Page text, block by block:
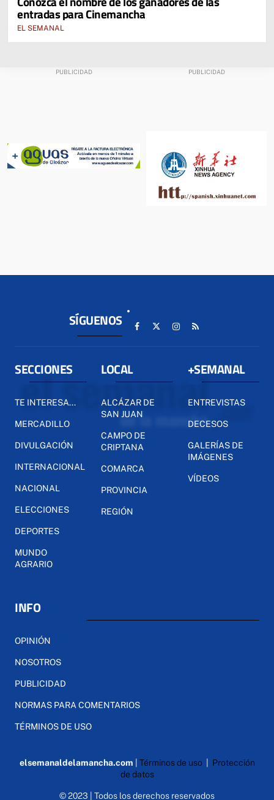
entradas para Cinemancha
EL SEMANAL
SÍGUENOS
SECCIONES
TE INTERESA...
MERCADILLO
DIVULGACIÓN
INTERNACIONAL
NACIONAL
ELECCIONES
DEPORTES
MUNDO
AGRARIO
LOCAL
ALCÁZAR DE
SAN JUAN
CAMPO DE
CRIPTANA
COMARCA
PROVINCIA
REGIÓN
+SEMANAL
ENTREVISTAS
DECESOS
GALERÍAS DE
IMÁGENES
VÍDEOS
INFO
OPINIÓN
NOSOTROS
PUBLICIDAD
NORMAS PARA COMENTARIOS
TÉRMINOS DE USO
elsemanaldelamancha.com Términos de uso| Protección
de datos
© 2023 | Todos los derechos reservados